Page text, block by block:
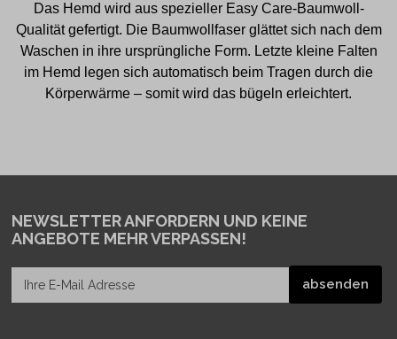
Das Hemd wird aus spezieller Easy Care-Baumwoll-
Qualität gefertigt. Die Baumwollfaser glättet sich nach dem
Waschen in ihre ursprüngliche Form. Letzte kleine Falten
im Hemd legen sich automatisch beim Tragen durch die
Körperwärme – somit wird das bügeln erleichtert.
NEWSLETTER ANFORDERN UND KEINE
ANGEBOTE MEHR VERPASSEN!